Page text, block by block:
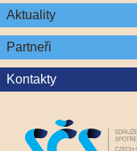
Aktuality
Partneři
Kontakty